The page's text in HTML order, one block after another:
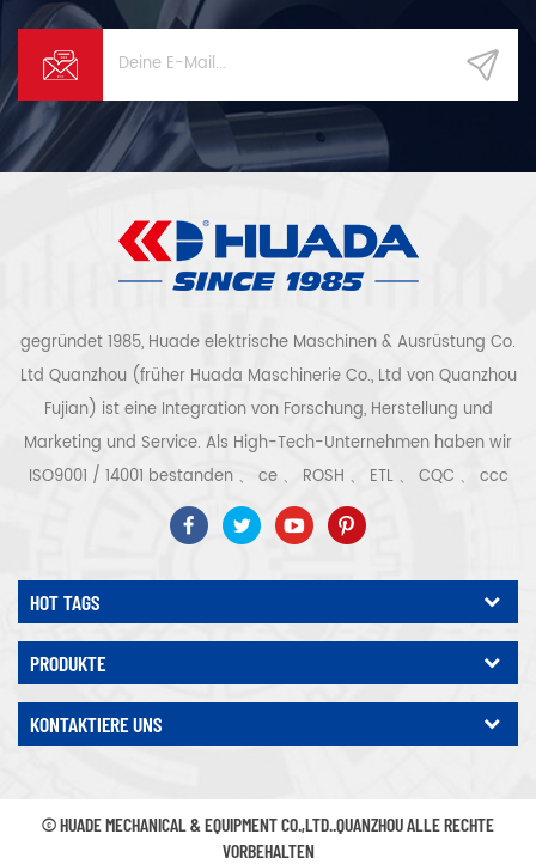
gegründet 1985, Huade elektrische Maschinen & Ausrüstung Co.
Ltd Quanzhou (früher Huada Maschinerie Co., Ltd von Quanzhou
Fujian) ist eine Integration von Forschung, Herstellung und
Marketing und Service. Als High-Tech-Unternehmen haben wir
ISO9001 / 14001 bestanden 、 ce 、 ROSH 、 ETL 、 CQC 、 ccc
Qualitäts- und Sicherheitszertifizierung, High-Tech-
Unternehmenszertifizierung usw. Luftkompressorsystem und -
ausrüstung umfassen Schraubentyp, Zentrifugaltyp, ölfrei,
Spiraltyp, Kolbentyp, Trockner, Filter, Abtropffläche, mit
vollständiger Luftkompressorproduktionslinie, mehr als 300
Arten von Luftkompressoren als Industrieexperte Unsere
von das wichtigste Gussteil für Druckbehälter, Elektromotoren,
Unternehmen ein eigenes Kernverfahren für Permanentmagnet-
Servomotoren entwickelt und relevante technische Patente
HOT TAGS
PRODUKTE
KONTAKTIERE UNS
© HUADE MECHANICAL & EQUIPMENT CO.,LTD..QUANZHOU ALLE RECHTE
VORBEHALTEN